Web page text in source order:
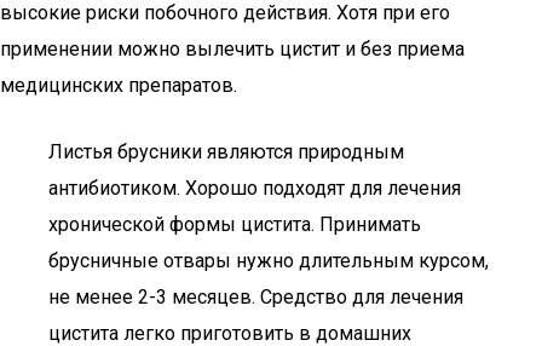
высокие риски побочного действия. Хотя при его
применении можно вылечить цистит и без приема
медицинских препаратов.
Листья брусники являются природным
антибиотиком. Хорошо подходят для лечения
хронической формы цистита. Принимать
брусничные отвары нужно длительным курсом,
не менее 2-3 месяцев. Средство для лечения
цистита легко приготовить в домашних